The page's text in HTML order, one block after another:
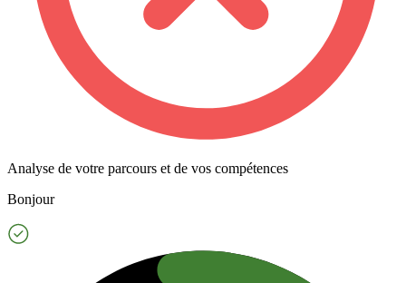
Analyse de votre parcours et de vos compétences
Bonjour